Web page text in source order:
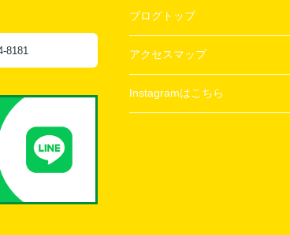
8181
ブログトップ
アクセスマップ
Instagramはこちら